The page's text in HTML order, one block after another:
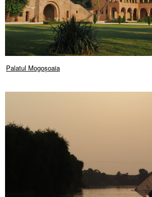
Palatul Mogoșoaia